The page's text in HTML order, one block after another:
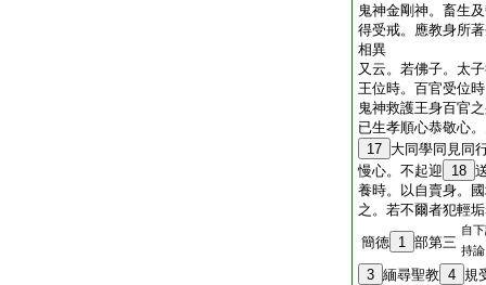
鬼神金剛神。畜生
得受戒。應教身所
相異
又云。若佛子。太
王位時。百官受位
鬼神救護王身百官
已生孝順心恭敬心
17 大同學同見同
慢心。不起迎
18
養時。以自賣身。
之。若不爾者犯輕
簡徳 1 部第三
自
持
3 緬尋聖教 4 規